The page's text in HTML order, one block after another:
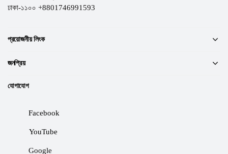
ঢাকা-১১০০ +8801746991593
প্রয়োজনীয় লিংক
জনপ্রিয়
যোগাযোগ
Facebook
YouTube
Google